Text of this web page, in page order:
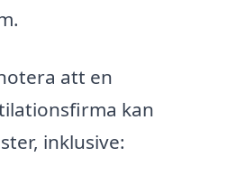
att en
kan
inklusive: